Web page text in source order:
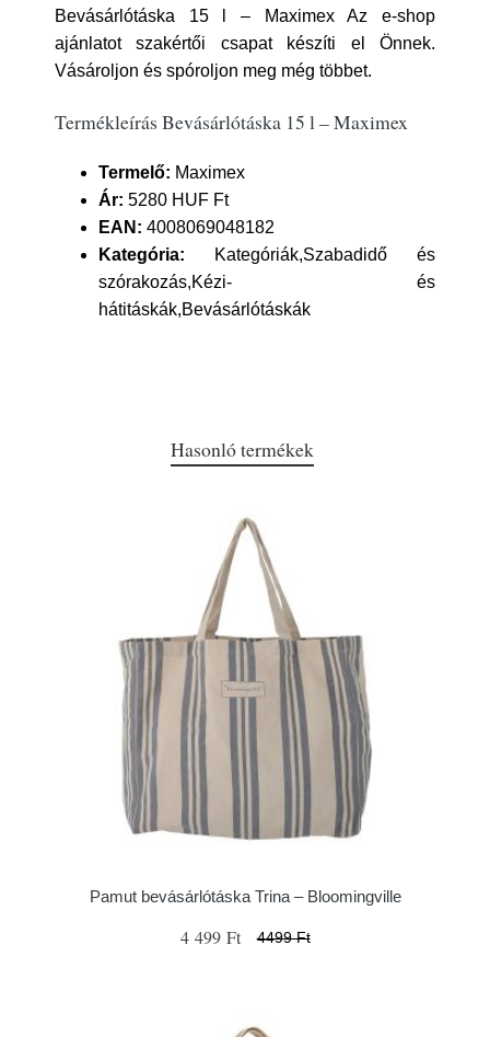
Bevásárlótáska 15 l – Maximex Az e-shop
ajánlatot szakértői csapat készíti el Önnek.
Vásároljon és spóroljon meg még többet.
Termékleírás Bevásárlótáska 15 l – Maximex
Termelő: Maximex
Ár: 5280 HUF Ft
EAN: 4008069048182
Kategória: Kategóriák,Szabadidő és
szórakozás,Kézi- és
hátitáskák,Bevásárlótáskák
Hasonló termékek
Pamut bevásárlótáska Trina – Bloomingville
4 499 Ft 4499 Ft